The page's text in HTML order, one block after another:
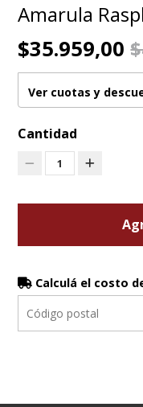
Amarula
$35.959,00
Ver cuotas y
Cantidad
1
Calculá el costo